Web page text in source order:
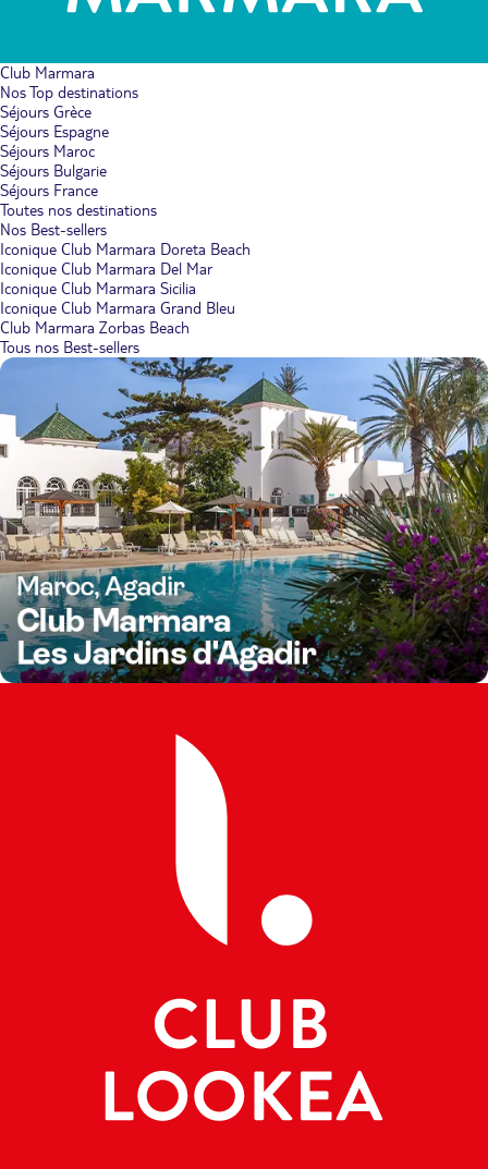
Club Marmara
Nos Top destinations
Séjours Grèce
Séjours Espagne
Séjours Maroc
Séjours Bulgarie
Séjours France
Toutes nos destinations
Nos Best-sellers
Iconique Club Marmara Doreta Beach
Iconique Club Marmara Del Mar
Iconique Club Marmara Sicilia
Iconique Club Marmara Grand Bleu
Club Marmara Zorbas Beach
Tous nos Best-sellers